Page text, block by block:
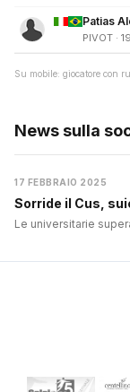
Patias
PIVOT ·
Su mobile: giocatore con
News sulla
17 FEBBRAIO 2025
Sorride il Cus,
Le universitarie